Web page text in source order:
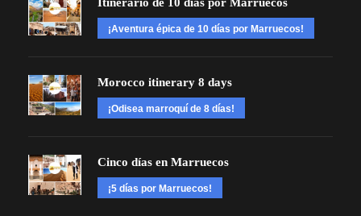
Itinerario de 10 días por Marruecos
¡Aventura épica de 10 días por Marruecos!
Morocco itinerary 8 days
¡Odisea marroquí de 8 días!
Cinco días en Marruecos
¡5 días por Marruecos!